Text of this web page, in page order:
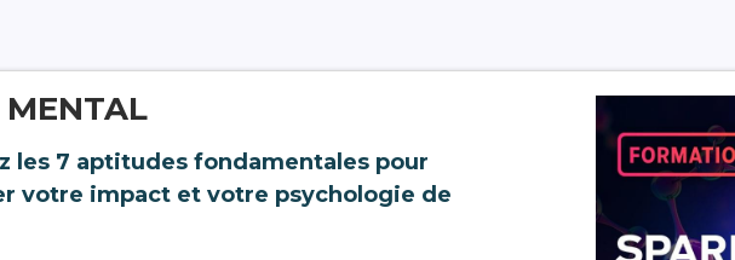
MENTAL
les 7 aptitudes fondamentales pour
votre impact et votre psychologie de